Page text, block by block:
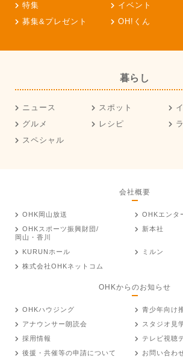
特集
イベント
募集&プレゼント
OH!くん
暮らし
ニュース スポット
グルメ
レシピ
スペシャル
会社概要
OHK岡山放送
OHKエンタ
OHKスポーツ振興財団/
岡山・香川
新本社
KURUNホール
ミルン
株式会社OHKネットコム
OHKからのお知らせ
OHKハウジング
青少年向け
アナウンサー朗読会
スタジオ見
採用情報
テレビ視聴
後援・共催等の申請について
お問い合わ